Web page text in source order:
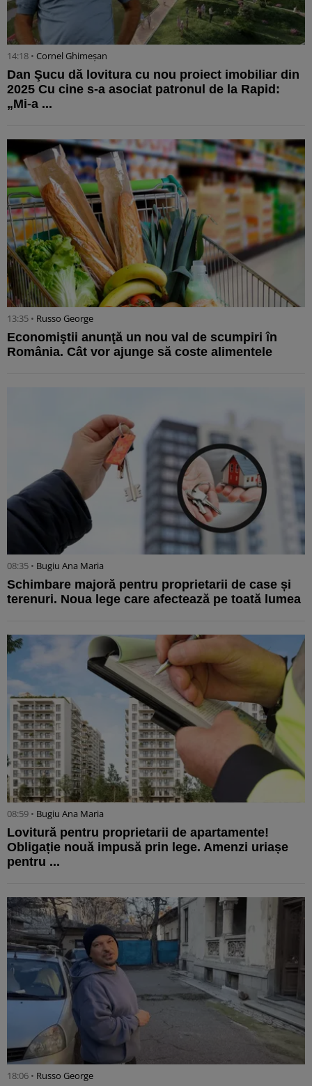
14:18 • Cornel Ghimeșan
Dan Şucu dă lovitura cu nou proiect imobiliar din
2025 Cu cine s-a asociat patronul de la Rapid:
„Mi-a ...
13:35 • Russo George
Economiştii anunţă un nou val de scumpiri în
România. Cât vor ajunge să coste alimentele
08:35 • Bugiu ⁠Ana Maria
Schimbare majoră pentru proprietarii de case și
terenuri. Noua lege care afectează pe toată lumea
08:59 • Bugiu ⁠Ana Maria
Lovitură pentru proprietarii de apartamente!
Obligație nouă impusă prin lege. Amenzi uriașe
pentru ...
18:06 • Russo George